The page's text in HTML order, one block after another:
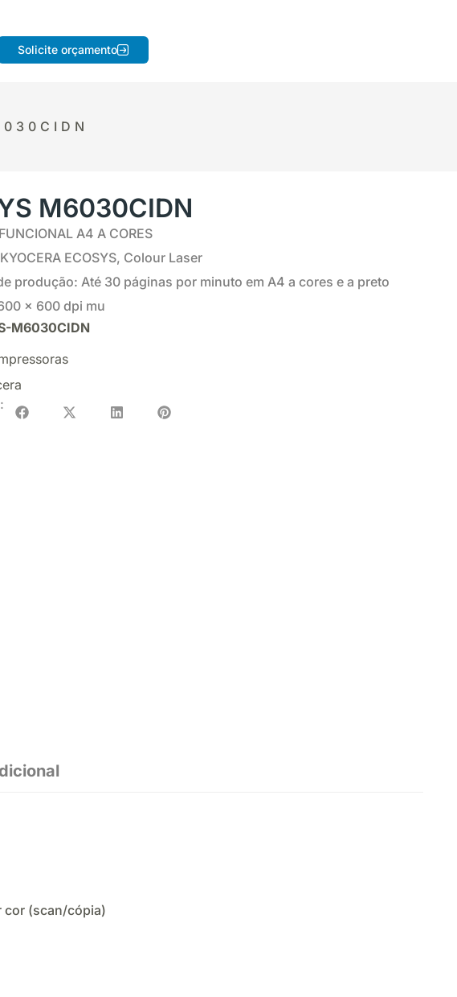
Solicite orçamento
M6030CIDN
A4 A CORES
ECOSYS, Colour Laser
produção: Até 30 páginas por minuto em A4 a cores e a preto
x 600 dpi mu
M6030CIDN
cor (scan/cópia)